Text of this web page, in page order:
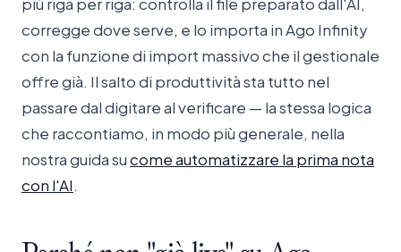
corregge dove serve, e lo importa in Ago Infinity
con la funzione di import massivo che il gestionale
offre già. Il salto di produttività sta tutto nel
passare dal digitare al verificare — la stessa logica
che raccontiamo, in modo più generale, nella
nostra guida sucome automatizzare la prima nota
con l'AI.